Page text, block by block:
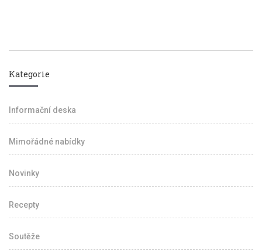
Kategorie
Informační deska
Mimořádné nabídky
Novinky
Recepty
Soutěže